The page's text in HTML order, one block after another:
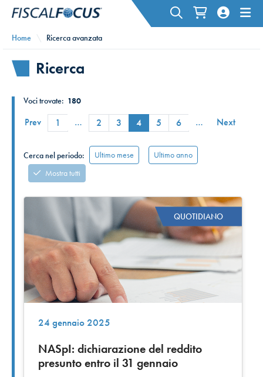
Home Ricerca avanzata
Ricerca
Voci trovate: 180
Prev 1 … 2 3 4 5 6 … Next
Cerca nel periodo: Ultimo mese
Ultimo anno
Mostra tutti
QUOTIDIANO
24 gennaio 2025
NASpI: dichiarazione del reddito
presunto entro il 31 gennaio